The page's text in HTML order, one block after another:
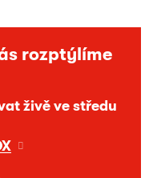
rozptýlíme
živě ve středu